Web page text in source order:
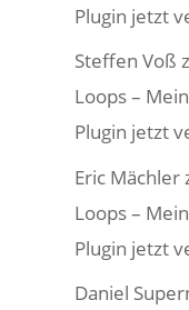
Plugin jetzt
Steffen Voß
Loops –
Plugin jetzt
Eric Mächler
Loops –
Plugin jetzt
Daniel